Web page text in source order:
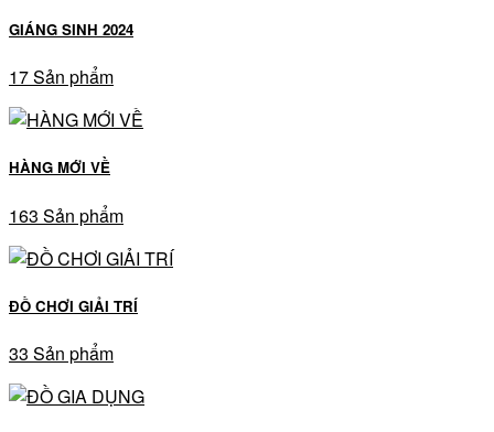
GIÁNG SINH 2024
17 Sản phẩm
HÀNG MỚI VỀ
163 Sản phẩm
ĐỒ CHƠI GIẢI TRÍ
33 Sản phẩm